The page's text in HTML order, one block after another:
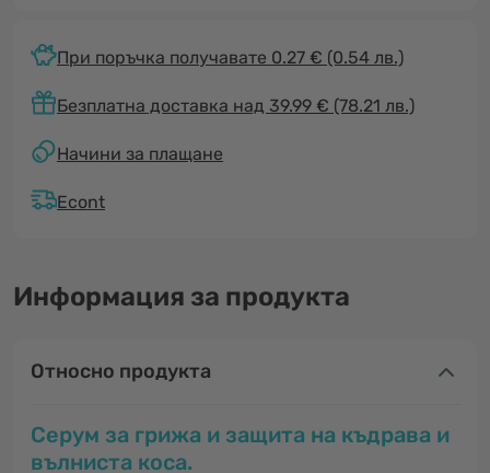
При поръчка получавате 0.27 € (0.54 лв.)
Безплатна доставка над 39.99 € (78.21 лв.)
Начини за плащане
Econt
Информация за продукта
Относно продукта
Серум за грижа и защита на къдрава и
вълниста коса.